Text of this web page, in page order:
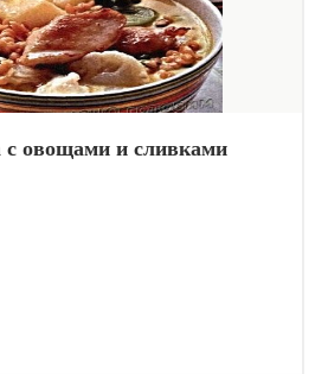
с овощами и сливками